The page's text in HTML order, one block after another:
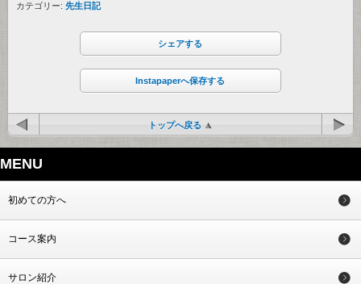
カテゴリー: 先生日記
シェアする
Instapaperへ保存する
トップへ戻る
MENU
初めての方へ
コース案内
サロン紹介